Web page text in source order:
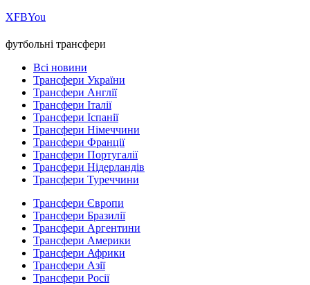
ХFBYou
футбольні трансфери
Всі новини
Трансфери України
Трансфери Англії
Трансфери Італії
Трансфери Іспанії
Трансфери Німеччини
Трансфери Франції
Трансфери Португалії
Трансфери Нідерландів
Трансфери Туреччини
Трансфери Європи
Трансфери Бразилії
Трансфери Аргентини
Трансфери Америки
Трансфери Африки
Трансфери Азії
Трансфери Росії